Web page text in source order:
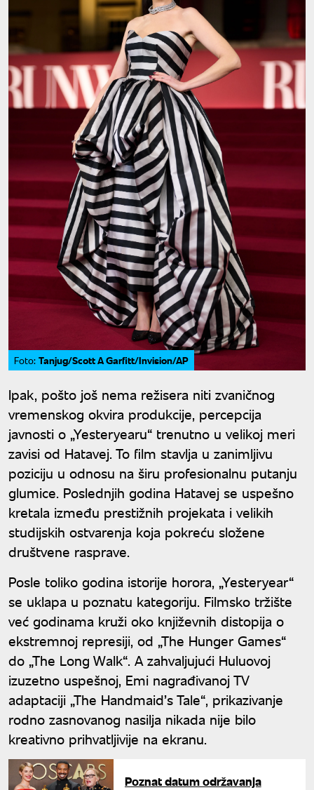
Foto: Tanjug/Scott A Garfitt/Invision/AP
Ipak, pošto još nema režisera niti zvaničnog
vremenskog okvira produkcije, percepcija
javnosti o „Yesteryearu“ trenutno u velikoj meri
zavisi od Hatavej. To film stavlja u zanimljivu
poziciju u odnosu na širu profesionalnu putanju
glumice. Poslednjih godina Hatavej se uspešno
kretala između prestižnih projekata i velikih
studijskih ostvarenja koja pokreću složene
društvene rasprave.
Posle toliko godina istorije horora, „Yesteryear“
se uklapa u poznatu kategoriju. Filmsko tržište
već godinama kruži oko književnih distopija o
ekstremnoj represiji, od „The Hunger Games“
do „The Long Walk“. A zahvaljujući Huluovoj
izuzetno uspešnoj, Emi nagrađivanoj TV
adaptaciji „The Handmaid’s Tale“, prikazivanje
rodno zasnovanog nasilja nikada nije bilo
kreativno prihvatljivije na ekranu.
Poznat datum održavanja